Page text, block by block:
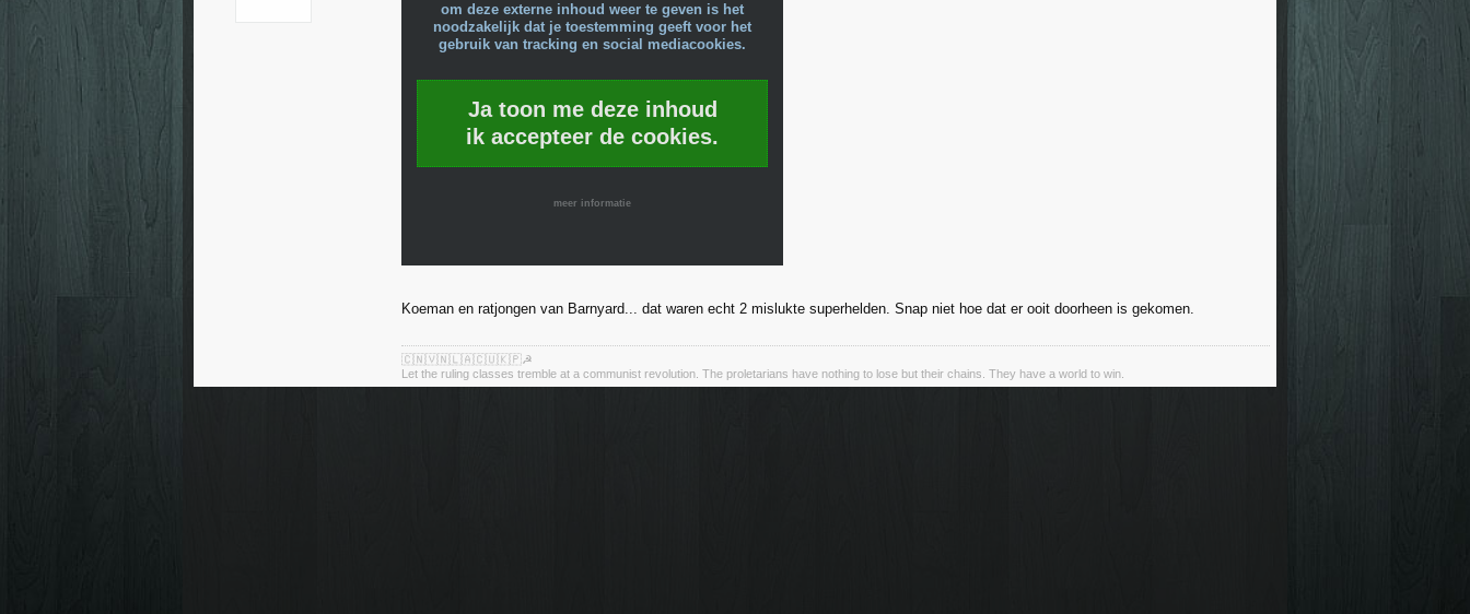
om deze externe inhoud weer te geven is het
noodzakelijk dat je toestemming geeft voor het
gebruik van tracking en social mediacookies.
Ja toon me deze inhoud
ik accepteer de cookies.
meer informatie
Koeman en ratjongen van Barnyard... dat waren echt 2 mislukte superhelden. Snap niet hoe dat er ooit doorheen is gekomen.
🇨🇳🇻🇳🇱🇦🇨🇺🇰🇵☭
Let the ruling classes tremble at a communist revolution. The proletarians have nothing to lose but their chains. They have a world to win.